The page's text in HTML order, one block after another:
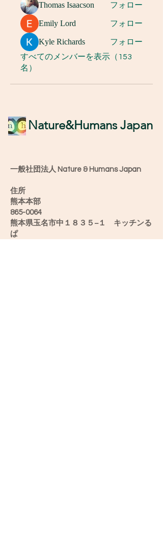
Thomas Isaacson フォロー
Emily Lord フォロー
Kyle Richards
フォロー
すべてのメンバーを表示（153
名）
​Nature&Humans Japan
一般社団法人 Nature & Humans Japan
住所
熊本本部
865-0064
熊本県玉名市中１８３５−１ キッチンる
ぱ